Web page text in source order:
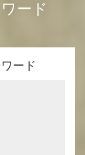
ード
ード